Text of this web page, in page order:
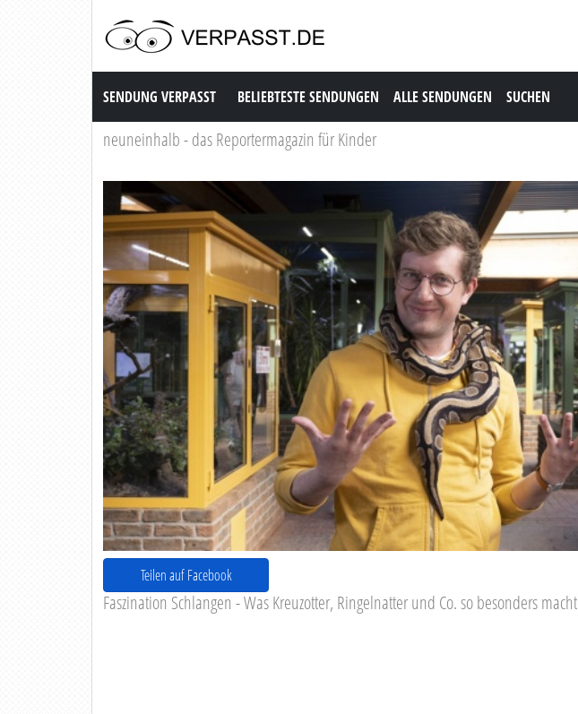
Sendung Verpasst
SENDUNG VERPASST BELIEBTESTE SENDUNGEN ALLE SENDUNGEN SUCHEN
neuneinhalb - das Reportermagazin für Kinder
Teilen auf Facebook
Faszination Schlangen - Was Kreuzotter, Ringelnatter und Co. so besonders macht